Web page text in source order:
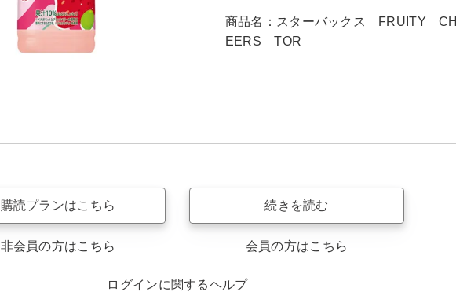
商品名：スターバックス FRUITY CH
EERS TOR
購読プランはこちら
非会員の方はこちら
続きを読む
会員の方はこちら
ログインに関するヘルプ